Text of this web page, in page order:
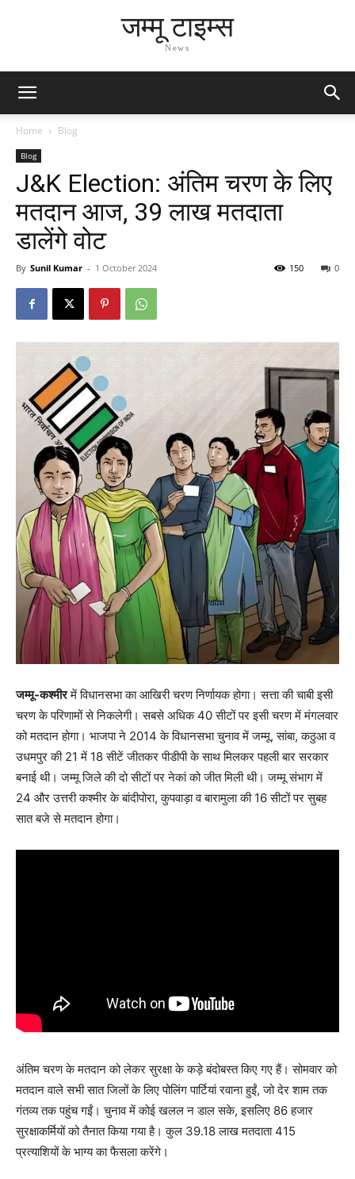
जम्मू टाइम्स
News
Home Blog
Blog
J&K Election: अंतिम चरण के लिए
मतदान आज, 39 लाख मतदाता
डालेंगे वोट
By Sunil Kumar - 1 October 2024 0
150
जम्मू-कश्मीरमें विधानसभा का आखिरी चरण निर्णायक होगा। सत्ता की चाबी इसी
चरण के परिणामों से निकलेगी। सबसे अधिक 40 सीटों पर इसी चरण में मंगलवार
को मतदान होगा। भाजपा ने 2014 के विधानसभा चुनाव में जम्मू, सांबा, कठुआ व
उधमपुर की 21 में 18 सीटें जीतकर पीडीपी के साथ मिलकर पहली बार सरकार
बनाई थी। जम्मू जिले की दो सीटों पर नेकां को जीत मिली थी। जम्मू संभाग में
24 और उत्तरी कश्मीर के बांदीपोरा, कुपवाड़ा व बारामुला की 16 सीटों पर सुबह
सात बजे से मतदान होगा।
अंतिम चरण के मतदान को लेकर सुरक्षा के कड़े बंदोबस्त किए गए हैं। सोमवार को
मतदान वाले सभी सात जिलों के लिए पोलिंग पार्टियां रवाना हुईं, जो देर शाम तक
गंतव्य तक पहुंच गईं। चुनाव में कोई खलल न डाल सके, इसलिए 86 हजार
सुरक्षाकर्मियों को तैनात किया गया है। कुल 39.18 लाख मतदाता 415
प्रत्याशियों के भाग्य का फैसला करेंगे।